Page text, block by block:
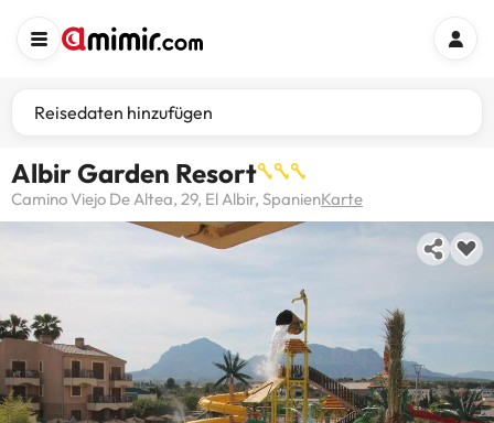
Reisedaten hinzufügen
Albir Garden Resort
Camino Viejo De Altea, 29, El Albir, SpanienKarte